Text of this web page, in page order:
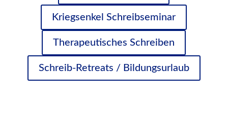
Kriegsenkel Schreibseminar
Therapeutisches Schreiben
Schreib-Retreats / Bildungsurlaub